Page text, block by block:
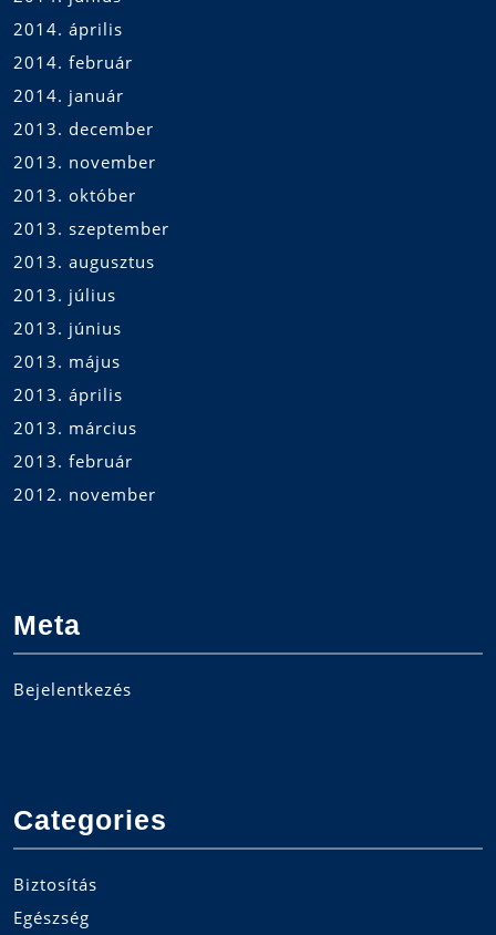
2014. április
2014. február
2014. január
2013. december
2013. november
2013. október
2013. szeptember
2013. augusztus
2013. július
2013. június
2013. május
2013. április
2013. március
2013. február
2012. november
Meta
Bejelentkezés
Categories
Biztosítás
Egészség